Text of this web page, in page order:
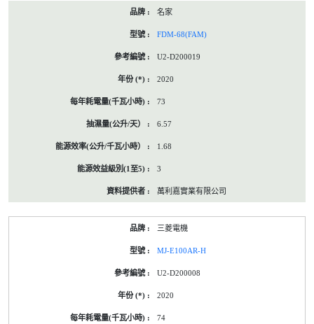
名家
FDM-68(FAM)
U2-D200019
2020
73
6.57
1.68
3
萬利嘉實業有限公司
三菱電機
MJ-E100AR-H
U2-D200008
2020
74